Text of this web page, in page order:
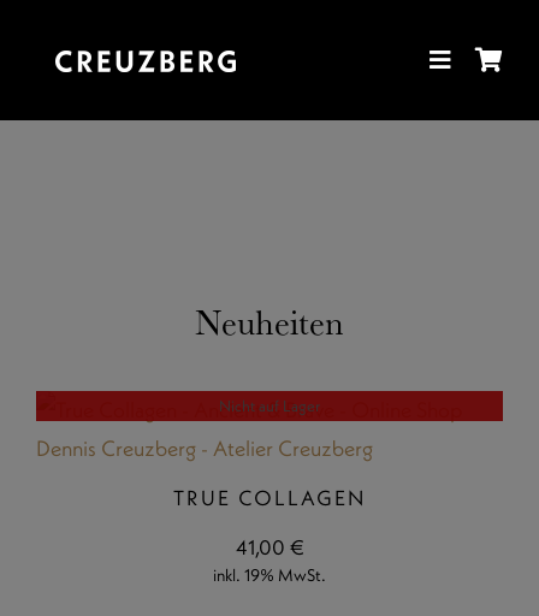
Neuheiten
Nicht auf Lager
TRUE COLLAGEN
41,00 €
inkl. 19% MwSt.